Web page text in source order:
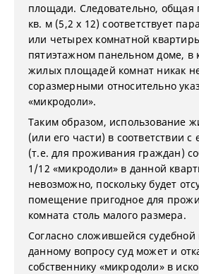
площади. Следовательно, общая
кв. м (5,2 х 12) соответствует
или четырех комнатной
пятиэтажном панельном доме, в
жилых площадей комнат никак
соразмерными относительно
«микродоли».
Таким образом, использование
(или его части) в соответствии с
(т.е. для проживания граждан)
1/12 «микродоли» в данной
невозможно, поскольку будет
помещение пригодное для
комната столь малого размера.
Согласно сложившейся судебной
данному вопросу суд может и
собственнику «микродоли» в